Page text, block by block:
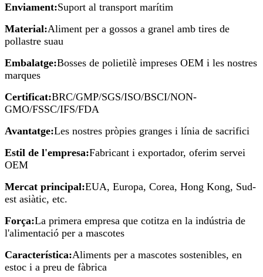
Enviament:Suport al transport marítim
Material:Aliment per a gossos a granel amb tires de
pollastre suau
Embalatge:Bosses de polietilè impreses OEM i les nostres
marques
Certificat:BRC/GMP/SGS/ISO/BSCI/NON-
GMO/FSSC/IFS/FDA
Avantatge:Les nostres pròpies granges i línia de sacrifici
Estil de l'empresa:Fabricant i exportador, oferim servei
OEM
Mercat principal:EUA, Europa, Corea, Hong Kong, Sud-
est asiàtic, etc.
Força:La primera empresa que cotitza en la indústria de
l'alimentació per a mascotes
Característica:Aliments per a mascotes sostenibles, en
estoc i a preu de fàbrica